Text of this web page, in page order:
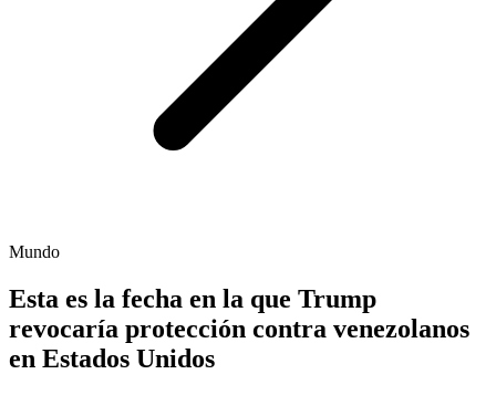
Mundo
Esta es la fecha en la que Trump
revocaría protección contra venezolanos
en Estados Unidos